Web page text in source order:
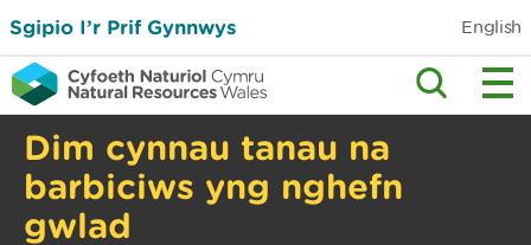
Sgipio I’r Prif Gynnwys English
Dim cynnau tanau na
barbiciws yng nghefn
gwlad